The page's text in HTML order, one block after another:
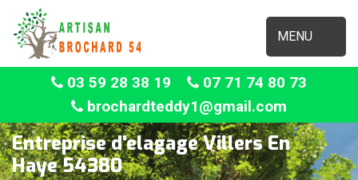
MENU
03 59 28 38 19
07 71 74 80 73
brochardteddy1@gmail.com
Entreprise d'elagage Villers En
Haye 54380